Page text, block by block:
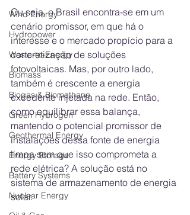
Wind Energy
Hydropower
Waste-to-Energy
Biomass
Biogas & Biomethane
Green Hydrogen
Geothermal Energy
Energy Storage
Battery Systems
Nuclear Energy
Ou seja, o Brasil encontra-se em um
cenário promissor, em que há o
interesse e o mercado propício para a
concretização de soluções
fotovoltaicas. Mas, por outro lado,
também é crescente a energia
excedente injetada na rede. Então,
como equilibrar essa balança,
mantendo o potencial promissor de
instalações dessa fonte de energia
limpa sem que isso comprometa a
rede elétrica? A solução está no
sistema de armazenamento de energia
solar.